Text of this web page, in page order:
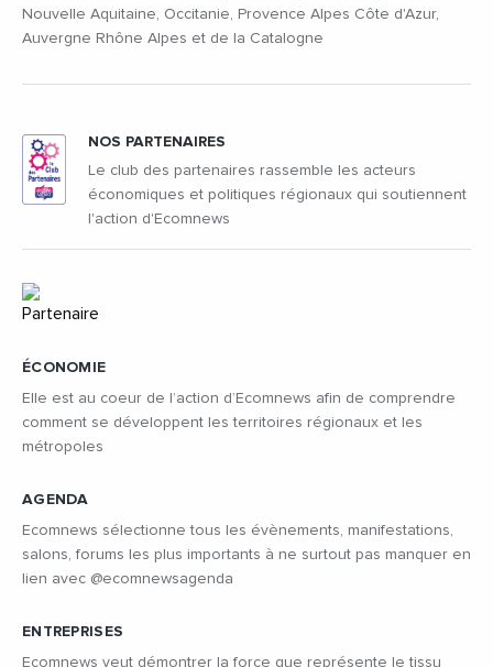
Nouvelle Aquitaine, Occitanie, Provence Alpes Côte d'Azur,
Auvergne Rhône Alpes et de la Catalogne
ÉCONOMIE
Elle est au coeur de l’action d’Ecomnews afin de comprendre
comment se développent les territoires régionaux et les
métropoles
AGENDA
Ecomnews sélectionne tous les évènements, manifestations,
salons, forums les plus importants à ne surtout pas manquer en
lien avec @ecomnewsagenda
ENTREPRISES
Ecomnews veut démontrer la force que représente le tissu
NOS PARTENAIRES
Le club des partenaires rassemble les acteurs
économiques et politiques régionaux qui soutiennent
l'action d'Ecomnews